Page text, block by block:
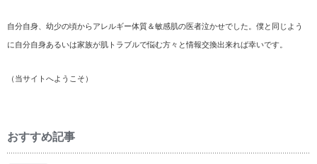
自分自身、幼少の頃からアレルギー体質＆敏感肌の医者泣かせでした。僕と同じよう
に自分自身あるいは家族が肌トラブルで悩む方々と情報交換出来れば幸いです。
（ 当サイトへようこそ ）
おすすめ記事